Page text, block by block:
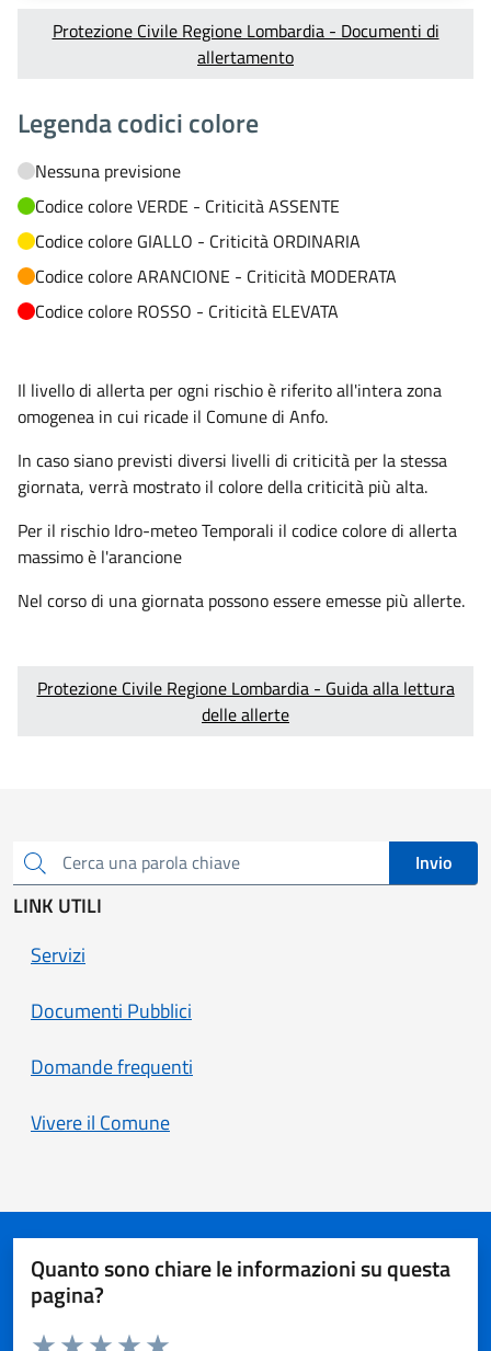
Protezione Civile Regione Lombardia - Documenti di
allertamento
Legenda codici colore
Nessuna previsione
Codice colore VERDE - Criticità ASSENTE
Codice colore GIALLO - Criticità ORDINARIA
Codice colore ARANCIONE - Criticità MODERATA
Codice colore ROSSO - Criticità ELEVATA
Il livello di allerta per ogni rischio è riferito all'intera zona
omogenea in cui ricade il Comune di Anfo.
In caso siano previsti diversi livelli di criticità per la stessa
giornata, verrà mostrato il colore della criticità più alta.
Per il rischio Idro-meteo Temporali il codice colore di allerta
massimo è l'arancione
Nel corso di una giornata possono essere emesse più allerte.
Protezione Civile Regione Lombardia - Guida alla lettura
delle allerte
Cerca una parola chiave Invio
LINK UTILI
Servizi
Documenti Pubblici
Domande frequenti
Vivere il Comune
Quanto sono chiare le informazioni su questa
pagina?
Valuta da 1 a 5 stelle la pagina